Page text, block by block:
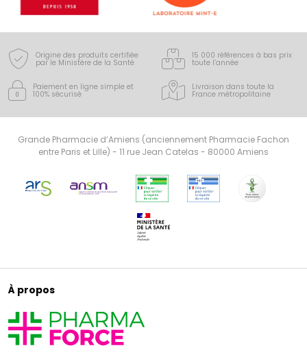
Origine des produits certifiée
par le Ministère de la Santé
15 000 références à bas prix
toute l’année
Paiement en ligne simple et
100% sécurisé
Livraison dans toute la
France métropolitaine
Grande Pharmacie d’Amiens (anciennement Pharmacie Fachon
entre Paris et Lille) - 11 rue Jean Catelas - 80000 Amiens
À propos